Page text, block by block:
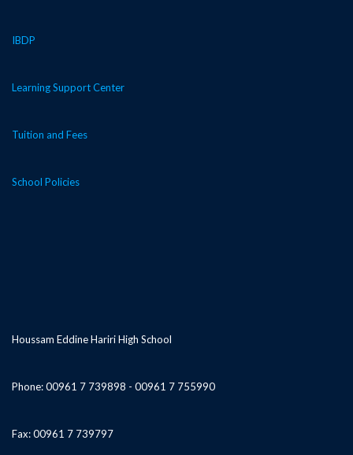
IBDP
Learning Support Center
Tuition and Fees
School Policies
Houssam Eddine Hariri High School
Phone: 00961 7 739898 - 00961 7 755990
Fax: 00961 7 739797